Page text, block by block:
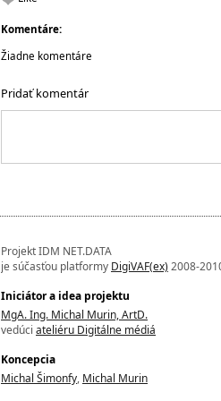
Komentáre:
Žiadne komentáre
Pridať komentár
Projekt IDM NET.DATA
je súčasťou platformy DigiVAF(ex)2008-
Iniciátor a idea projektu
MgA. Ing. Michal Murin, ArtD.
vedúci ateliéru Digitálne médiá
Koncepcia
Michal Šimonfy, Michal Murin